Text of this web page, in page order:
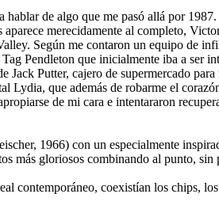
de algo que me pasó allá por
merecidamente al completo,
Según me contaron un equipo de
Pendleton que inicialmente iba a
Putter, cajero de supermercado
Lydia, que además de robarme el
de mi cara e intentararon
1966) con un especialmente
gloriosos combinando al punto,
contemporáneo, coexistían los chips,